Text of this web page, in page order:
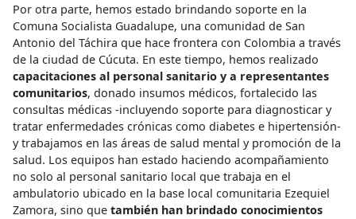
Por otra parte, hemos estado brindando soporte en la
Comuna Socialista Guadalupe, una comunidad de San
Antonio del Táchira que hace frontera con Colombia a través
de la ciudad de Cúcuta. En este tiempo, hemos realizado
capacitaciones al personal sanitario y a representantes
comunitarios, donado insumos médicos, fortalecido las
consultas médicas -incluyendo soporte para diagnosticar y
tratar enfermedades crónicas como diabetes e hipertensión-
y trabajamos en las áreas de salud mental y promoción de la
salud. Los equipos han estado haciendo acompañamiento
no solo al personal sanitario local que trabaja en el
ambulatorio ubicado en la base local comunitaria Ezequiel
Zamora, sino que también han brindado conocimientos